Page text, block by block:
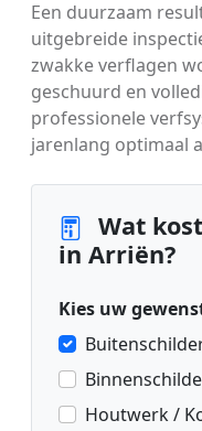
Een duurzaam
uitgebreide
zwakke verflagen
geschuurd en
professionele
jarenlang optimaal
Wat
in Arriën?
Kies uw
Houtwerk /